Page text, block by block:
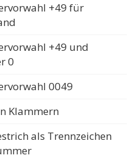
+49 für
+49 und
0
0049
Klammern
als Trennzeichen